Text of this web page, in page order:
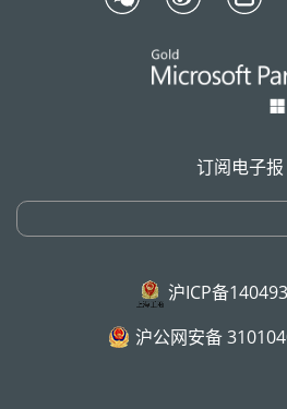
订阅电子报
沪ICP备
沪公网安备